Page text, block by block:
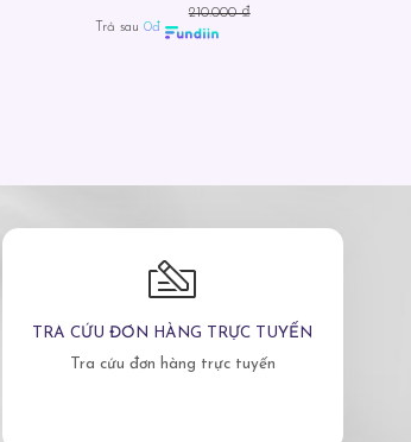
210.000 ₫
Trả sau0đ
TRA CỨU ĐƠN HÀNG TRỰC TUYẾN
Tra cứu đơn hàng trực tuyến